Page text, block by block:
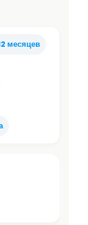
месяцев